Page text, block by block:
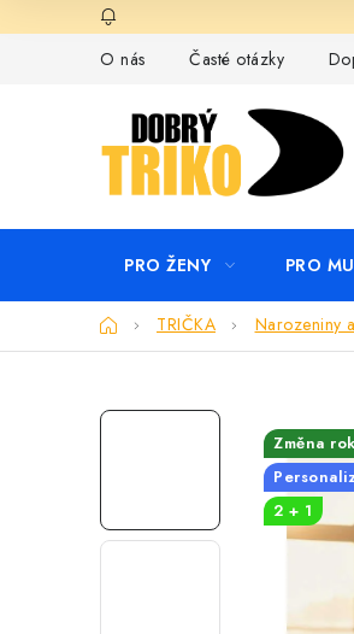
na
O nás
Časté otázky
PRO ŽENY PRO
DomůTRIČKA Narozeniny
Změna
2 + 1